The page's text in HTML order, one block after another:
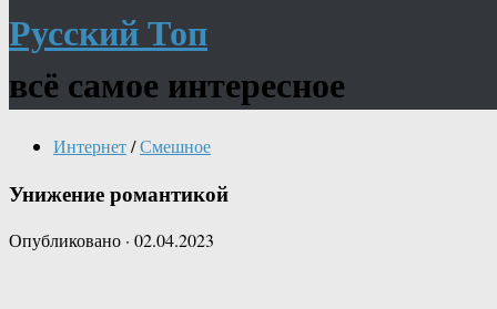
Русский Топ
всё самое интересное
Интернет/Смешное
Унижение романтикой
Опубликовано · 02.04.2023